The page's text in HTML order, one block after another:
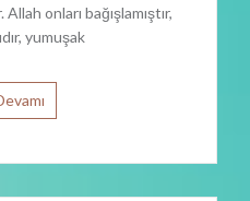
Allah onları bağışlamıştır,
yumuşak